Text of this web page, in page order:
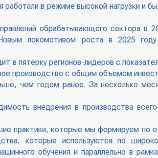
работали в режиме высокой нагрузки и
обрабатывающего сектора в
локомотивом роста в 2025 году
в пятерку регионов-лидеров с
производство с общим объемом
чем годом ранее. За несколько
внедрения в производства
практики, которые мы формируем по
которые используются по
обучения и параллельно в